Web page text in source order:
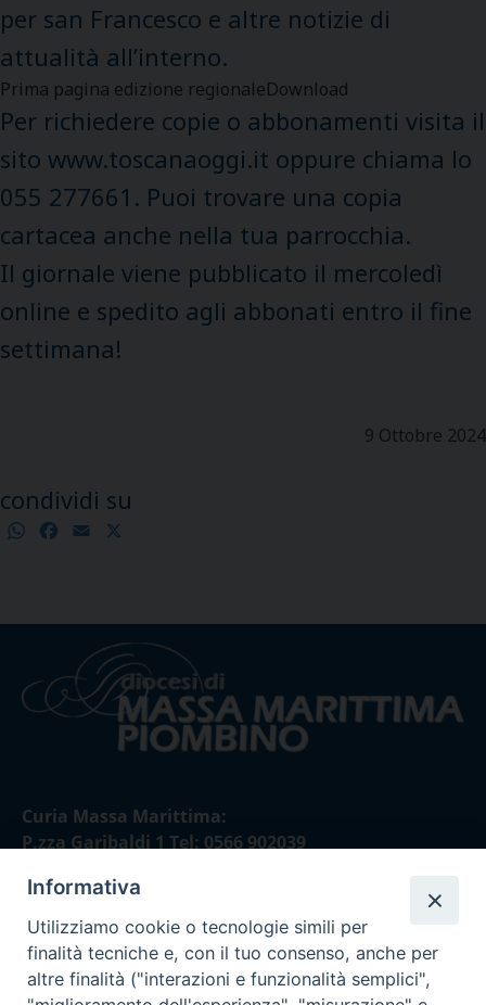
per san Francesco e altre notizie di
attualità all’interno.
Prima pagina edizione regionaleDownload
Per richiedere copie o abbonamenti visita il
sito www.toscanaoggi.it oppure chiama lo
055 277661. Puoi trovare una copia
cartacea anche nella tua parrocchia.
Il giornale viene pubblicato il mercoledì
online e spedito agli abbonati entro il fine
settimana!
9 Ottobre 2024
condividi su
WhatsApp
Facebook
Email
Curia Massa Marittima:
P.zza Garibaldi 1 Tel: 0566 902039
Curia Piombino:
Via Don Minzoni,58/A Tel e Fax: 0565 32036
E-mail:
curia@diocesimassamarittima.it
Informativa
Utilizziamo cookie o tecnologie simili per
finalità tecniche e, con il tuo consenso, anche per
altre finalità ("interazioni e funzionalità semplici",